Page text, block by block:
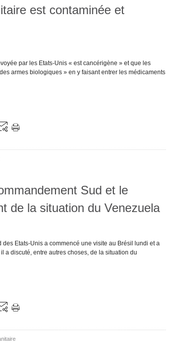
est contaminée et
par les Etats-Unis « est cancérigène » et que les
armes biologiques » en y faisant entrer les médicaments
Sud et le
de la situation du Venezuela
Etats-Unis a commencé une visite au Brésil lundi et a
a discuté, entre autres choses, de la situation du